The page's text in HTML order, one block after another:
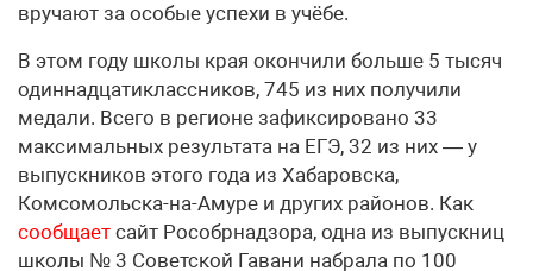
вручают за особые успехи в учёбе.
В этом году школы края окончили больше 5 тысяч
одиннадцатиклассников, 745 из них получили
медали. Всего в регионе зафиксировано 33
максимальных результата на ЕГЭ, 32 из них — у
выпускников этого года из Хабаровска,
Комсомольска-на-Амуре и других районов. Как
сообщает сайт Рособрнадзора, одна из выпускниц
школы № 3 Советской Гавани набрала по 100